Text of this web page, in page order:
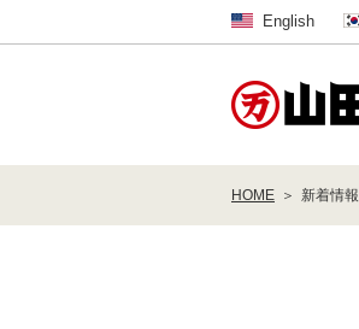
English
HOME 新着情報